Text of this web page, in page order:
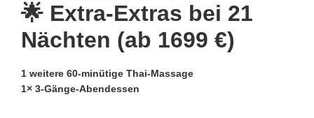
🌟 Extra‑Extras bei 21
Nächten (ab 1699 €)
1 weitere 60‑minütige Thai‑Massage
1× 3‑Gänge‑Abendessen